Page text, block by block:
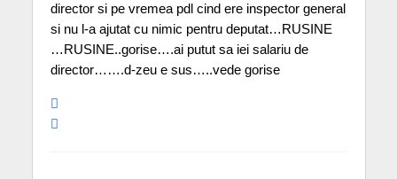
director si pe vremea pdl cind ere inspector general
si nu l-a ajutat cu nimic pentru deputat…RUSINE
…RUSINE..gorise….ai putut sa iei salariu de
director…….d-zeu e sus…..vede gorise